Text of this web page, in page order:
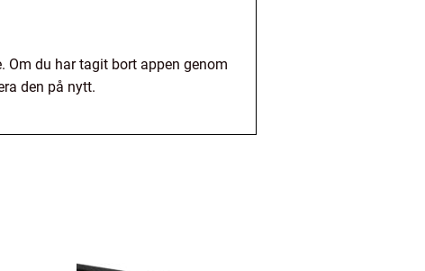
Om du har tagit bort appen genom
den på nytt.